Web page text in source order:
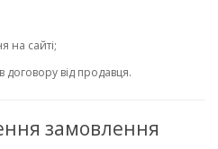
на сайті;
від продавця.
замовлення